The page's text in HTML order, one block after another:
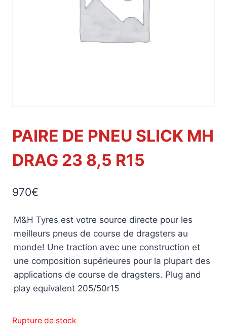
PAIRE DE PNEU SLICK MH
DRAG 23 8,5 R15
970€
M&H Tyres est votre source directe pour les
meilleurs pneus de course de dragsters au
monde! Une traction avec une construction et
une composition supérieures pour la plupart des
applications de course de dragsters. Plug and
play equivalent 205/50r15
Rupture de stock